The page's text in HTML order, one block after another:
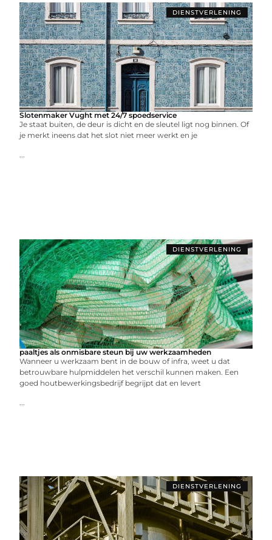
DIENSTVERLENING
Slotenmaker Vught met 24/7 spoedservice
Je staat buiten, de deur is dicht en de sleutel ligt nog binnen. Of
je merkt ineens dat het slot niet meer werkt en je
...
DIENSTVERLENING
paaltjes als onmisbare steun bij uw werkzaamheden
Wanneer u werkzaam bent in de bouw of infra, weet u dat
betrouwbare hulpmiddelen het verschil kunnen maken. Een
goed houtbewerkingsbedrijf begrijpt dat en levert
...
DIENSTVERLENING